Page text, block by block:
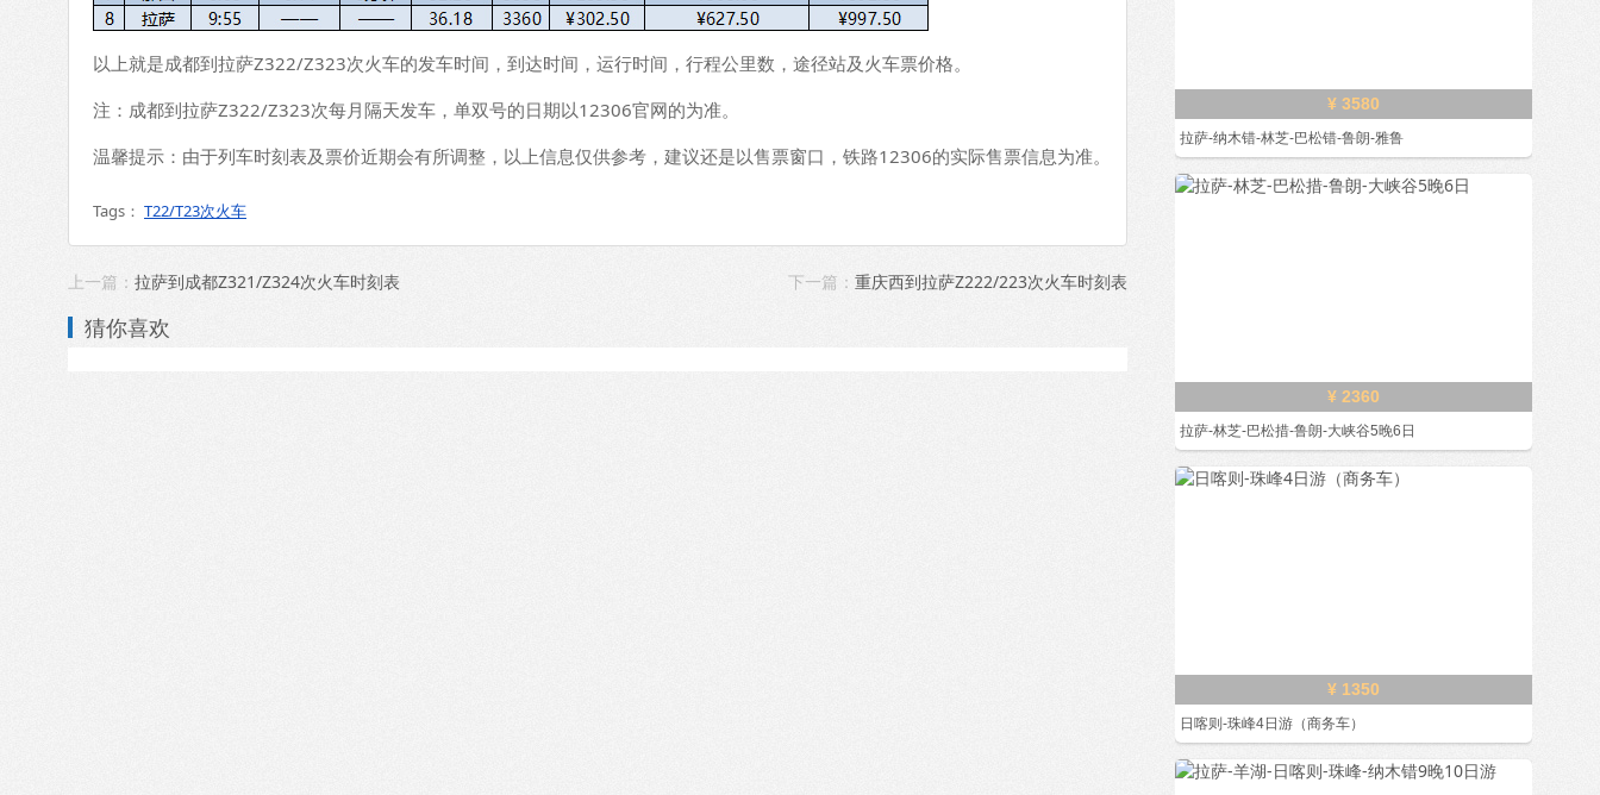
以上就是成都到拉萨Z322/Z323次火车的发车时间，到达时间，运行时间，行程公里数，途径站及火车票价格。
注：成都到拉萨Z322/Z323次每月隔天发车，单双号的日期以12306官网的为准。
温馨提示：由于列车时刻表及票价近期会有所调整，以上信息仅供参考，建议还是以售票窗口，铁路12306的实际售票信息为准。
Tags： T22/T23次火车
上一篇： 拉萨到成都Z321/Z324次火车时刻表 下一篇： 重庆西到拉萨Z222/223次火车时刻表
猜你喜欢
¥ 3580
拉萨-纳木错-林芝-巴松错-鲁朗-雅鲁
¥ 2360
拉萨-林芝-巴松措-鲁朗-大峡谷5晚6日
¥ 1350
日喀则-珠峰4日游（商务车）